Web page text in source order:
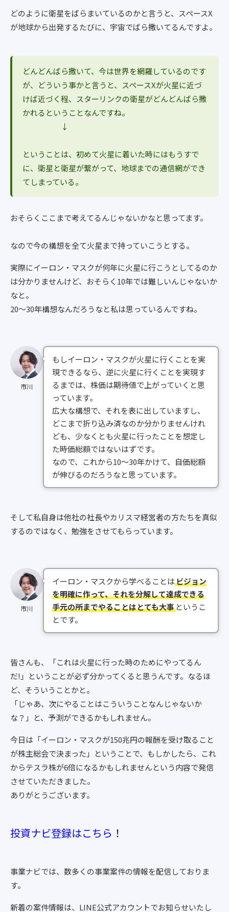
どのように衛星をばらまいているのかと言うと、スペースX
が地球から出発するたびに、宇宙でばら撒いてるんですよ。
どんどんばら撒いて、今は世界を網羅しているのです
が、どういう事かと言うと、スペースXが火星に近づ
けば近づく程、スターリンクの衛星がどんどんばら撒
かれるということなんですね。
↓
ということは、初めて火星に着いた時にはもうすで
に、衛星と衛星が繋がって、地球までの通信網ができ
てしまっている。
おそらくここまで考えてるんじゃないかなと思ってます。
なので今の構想を全て火星まで持っていこうとする。
実際にイーロン・マスクが何年に火星に行こうとしてるのか
は分かりませんけど、おそらく10年では難しいんじゃないか
なと。
20～30年構想なんだろうなと私は思っているんですね。
市川
もしイーロン・マスクが火星に行くことを実
現できるなら、逆に火星に行くことを実現す
るまでは、株価は期待値で上がっていくと思
っています。
広大な構想で、それを表に出していますし、
どこまで折り込み済なのか分かりませんけれ
ども、少なくとも火星に行ったことを想定し
た時価総額ではないはずです。
なので、これから10～30年かけて、自価総額
が伸びるのだろうなと思っています。
そして私自身は他社の社長やカリスマ経営者の方たちを真似
するのではなく、勉強をさせてもらっています。
市川
イーロン・マスクから学べることはビジョン
を明確に作って、それを分解して達成できる
手元の所までやることはとても大事というこ
とです。
皆さんも、「これは火星に行った時のためにやってるん
だ!」ということが必ず分かってくると思うんです。なるほ
ど、そういうことかと。
「じゃあ、次にやることはこういうことなんじゃないか
な？」と、予測ができるかもしれません。
今日は「イーロン・マスクが150兆円の報酬を受け取ること
が株主総会で決まった」ということで、もしかしたら、これ
からテスラ株が6倍になるかもしれませんという内容で発信
させていただきました。
ありがとうございます。
投資ナビ登録はこちら！
事業ナビでは、数多くの事業案件の情報を配信しておりま
す。
新着の案件情報は、LINE公式アカウントでお知らせいたし